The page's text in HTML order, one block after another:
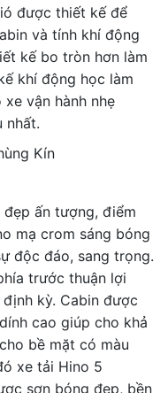
được thiết kế để
và tính khí động
kế bo tròn hơn làm
khí động học làm
vận hành nhẹ
nhất.
ấn tượng, điểm
mạ crom sáng bóng
độc đáo, sang trọng.
trước thuận lợi
kỳ. Cabin được
cao giúp cho khả
bề mặt có màu
xe tải Hino 5
sơn bóng đẹp, bền